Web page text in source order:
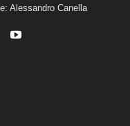
Alessandro Canella